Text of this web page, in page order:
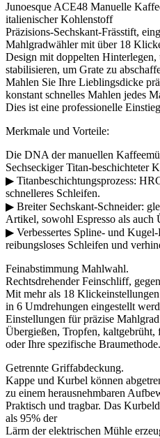
Junoesque ACE48 Manuelle
italienischer Kohlenstoff
Präzisions-Sechskant-Frässtift,
Mahlgradwähler mit über 18
Design mit doppelten Hinterlegen,
stabilisieren, um Grate zu
Mahlen Sie Ihre Lieblingsdicke
konstant schnelles Mahlen jedes
Dies ist eine professionelle
Merkmale und Vorteile:
Die DNA der manuellen
Sechseckiger Titan-beschichteter
▶ Titanbeschichtungsprozess:
schnelleres Schleifen.
▶ Breiter Sechskant-Schneider:
Artikel, sowohl Espresso als auch
▶ Verbessertes Spline- und
reibungsloses Schleifen und
Feinabstimmung Mahlwahl.
Rechtsdrehender Feinschliff,
Mit mehr als 18
in 6 Umdrehungen eingestellt
Einstellungen für präzise
Übergießen, Tropfen, kaltgebrüht,
oder Ihre spezifische Braumethode.
Getrennte Griffabdeckung.
Kappe und Kurbel können
zu einem herausnehmbaren
Praktisch und tragbar. Das
als 95% der
Lärm der elektrischen Mühle